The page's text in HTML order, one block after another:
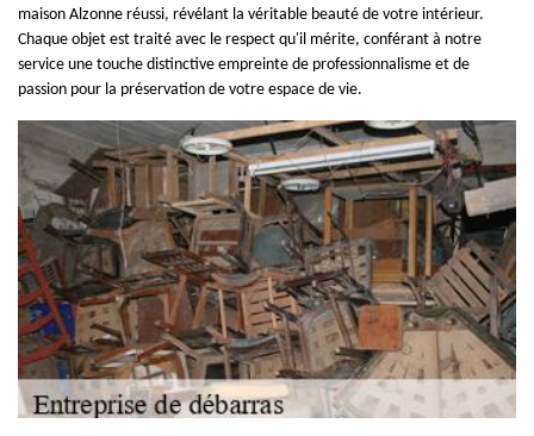
maison Alzonne réussi, révélant la véritable beauté de votre intérieur.
Chaque objet est traité avec le respect qu'il mérite, conférant à notre
service une touche distinctive empreinte de professionnalisme et de
passion pour la préservation de votre espace de vie.